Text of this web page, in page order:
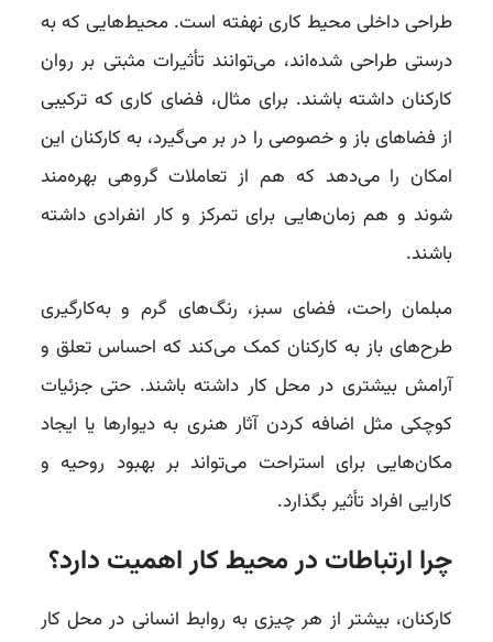
طراحی داخلی محیط کاری نهفته است. محیط‌هایی که به
درستی طراحی شده‌اند، می‌توانند تأثیرات مثبتی بر روان
کارکنان داشته باشند. برای مثال، فضای کاری که ترکیبی
از فضاهای باز و خصوصی را در بر می‌گیرد، به کارکنان این
امکان را می‌دهد که هم از تعاملات گروهی بهره‌مند
شوند و هم زمان‌هایی برای تمرکز و کار انفرادی داشته
باشند.
مبلمان راحت، فضای سبز، رنگ‌های گرم و به‌کارگیری
طرح‌های باز به کارکنان کمک می‌کند که احساس تعلق و
آرامش بیشتری در محل کار داشته باشند. حتی جزئیات
کوچکی مثل اضافه کردن آثار هنری به دیوارها یا ایجاد
مکان‌هایی برای استراحت می‌تواند بر بهبود روحیه و
کارایی افراد تأثیر بگذارد.
چرا ارتباطات در محیط کار اهمیت دارد؟
کارکنان، بیشتر از هر چیزی به روابط انسانی در محل کار